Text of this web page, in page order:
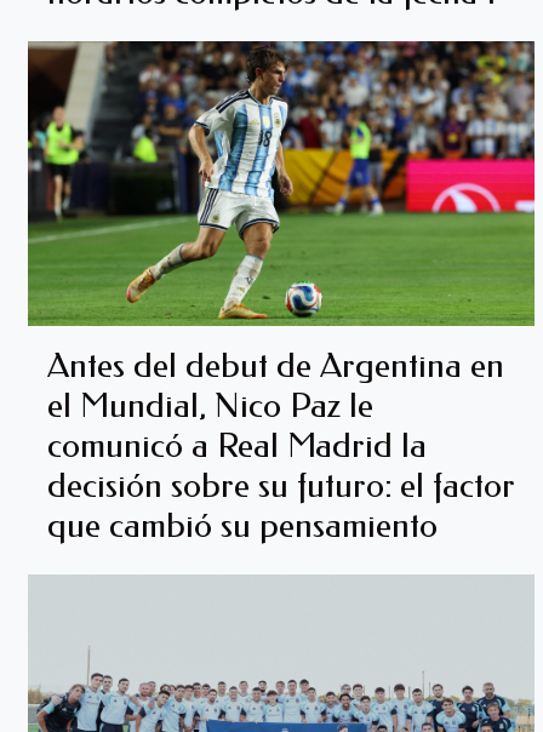
Antes del debut de Argentina en
el Mundial, Nico Paz le
comunicó a Real Madrid la
decisión sobre su futuro: el factor
que cambió su pensamiento